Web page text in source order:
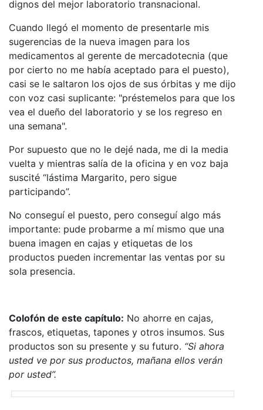
dignos del mejor laboratorio transnacional.
Cuando llegó el momento de presentarle mis
sugerencias de la nueva imagen para los
medicamentos al gerente de mercadotecnia (que
por cierto no me había aceptado para el puesto),
casi se le saltaron los ojos de sus órbitas y me dijo
con voz casi suplicante: "préstemelos para que los
vea el dueño del laboratorio y se los regreso en
una semana".
Por supuesto que no le dejé nada, me di la media
vuelta y mientras salía de la oficina y en voz baja
suscité “lástima Margarito, pero sigue
participando”.
No conseguí el puesto, pero conseguí algo más
importante: pude probarme a mí mismo que una
buena imagen en cajas y etiquetas de los
productos pueden incrementar las ventas por su
sola presencia.
Colofón de este capítulo: No ahorre en cajas,
frascos, etiquetas, tapones y otros insumos. Sus
productos son su presente y su futuro. “Si ahora
usted ve por sus productos, mañana ellos verán
por usted”.